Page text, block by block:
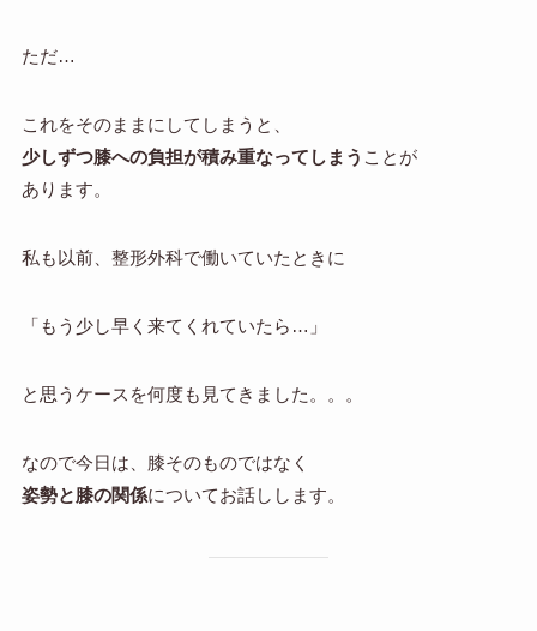
ただ…
これをそのままにしてしまうと、
少しずつ膝への負担が積み重なってしまう ことが
あります。
私も以前、整形外科で働いていたときに
「もう少し早く来てくれていたら…」
と思うケースを何度も見てきました。。。
なので今日は、膝そのものではなく
姿勢と膝の関係についてお話しします。